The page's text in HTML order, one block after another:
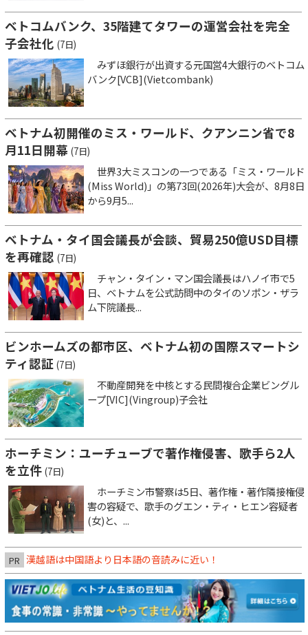
ベトコムバンク、35階建てタワーの運営会社を完全
子会社化 (7日)
みずほ銀行が出資する元国営4大銀行のベトコム
バンク[VCB](Vietcombank)
ベトナム初開催のミス・ワールド、クアンニン省で8
月11日開幕 (7日)
世界3大ミスコンの一つである「ミス・ワールド
(Miss World)」の第73回(2026年)大会が、8月8日
から9月5...
ベトナム・タイ国会議長が会談、貿易250億USD目標
を再確認 (7日)
チャン・タイン・マン国会議長はハノイ市で5
日、ベトナムを公式訪問中のタイのソポン・ザラ
ム下院議長...
ビンホームズの都市区、ベトナム初の国際スマートシ
ティ認証 (7日)
不動産開発を中核とする民間複合企業ビングル
ープ[VIC](Vingroup)子会社
ホーチミン：ユーチューブで著作権侵害、歌手ら2人
を立件 (7日)
ホーチミン市警察は5日、著作権・著作隣接権侵
害の容疑で、歌手のグエン・ティ・ヒエン容疑者
(女)と、...
PR 漢越語は中国語より日本語の音読みに近い！